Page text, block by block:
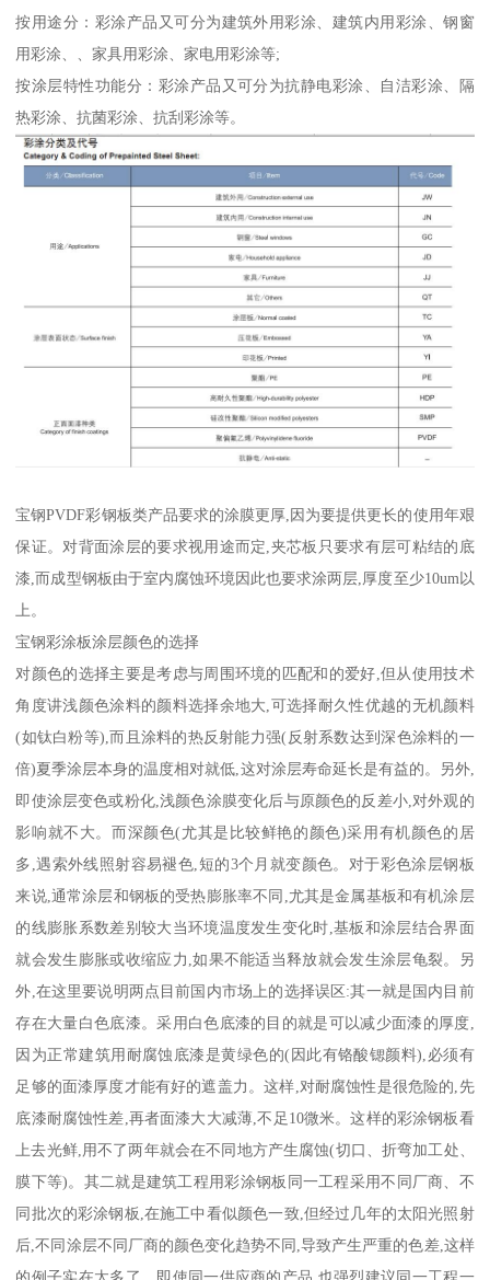
按用途分：彩涂产品又可分为建筑外用彩涂、建筑内用彩涂、钢窗
用彩涂、、家具用彩涂、家电用彩涂等;
按涂层特性功能分：彩涂产品又可分为抗静电彩涂、自洁彩涂、隔
热彩涂、抗菌彩涂、抗刮彩涂等。
宝钢PVDF彩钢板类产品要求的涂膜更厚,因为要提供更长的使用年艰
保证。对背面涂层的要求视用途而定,夹芯板只要求有层可粘结的底
漆,而成型钢板由于室内腐蚀环境因此也要求涂两层,厚度至少10um以
上。
宝钢彩涂板涂层颜色的选择
对颜色的选择主要是考虑与周围环境的匹配和的爱好,但从使用技术
角度讲浅颜色涂料的颜料选择余地大,可选择耐久性优越的无机颜料
(如钛白粉等),而且涂料的热反射能力强(反射系数达到深色涂料的一
倍)夏季涂层本身的温度相对就低,这对涂层寿命延长是有益的。另外,
即使涂层变色或粉化,浅颜色涂膜变化后与原颜色的反差小,对外观的
影响就不大。而深颜色(尤其是比较鲜艳的颜色)采用有机颜色的居
多,遇索外线照射容易褪色,短的3个月就变颜色。对于彩色涂层钢板
来说,通常涂层和钢板的受热膨胀率不同,尤其是金属基板和有机涂层
的线膨胀系数差别较大当环境温度发生变化时,基板和涂层结合界面
就会发生膨胀或收缩应力,如果不能适当释放就会发生涂层龟裂。另
外,在这里要说明两点目前国内市场上的选择误区:其一就是国内目前
存在大量白色底漆。采用白色底漆的目的就是可以减少面漆的厚度,
因为正常建筑用耐腐蚀底漆是黄绿色的(因此有铬酸锶颜料),必须有
足够的面漆厚度才能有好的遮盖力。这样,对耐腐蚀性是很危险的,先
底漆耐腐蚀性差,再者面漆大大减薄,不足10微米。这样的彩涂钢板看
上去光鲜,用不了两年就会在不同地方产生腐蚀(切口、折弯加工处、
膜下等)。其二就是建筑工程用彩涂钢板同一工程采用不同厂商、不
同批次的彩涂钢板,在施工中看似颜色一致,但经过几年的太阳光照射
后,不同涂层不同厂商的颜色变化趋势不同,导致产生严重的色差,这样